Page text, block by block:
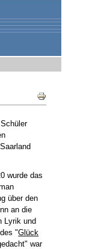
Document
Actions
wurde das
über den
an die
Lyrik und
"Glück
war